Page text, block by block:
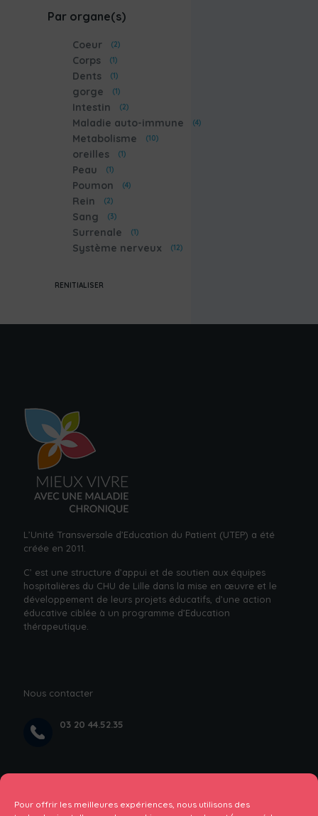
Pour offrir les meilleures expériences, nous utilisons des
Par organe(s)
Coeur (2)
Corps (1)
Dents (1)
gorge (1)
Intestin (2)
Maladie auto-immune (4)
Metabolisme (10)
oreilles (1)
Peau (1)
Poumon (4)
Rein (2)
Sang (3)
Surrenale (1)
Système nerveux (12)
RENITIALISER
L’Unité Transversale d’Education du Patient (UTEP) a été
créée en 2011.
C’ est une structure d’appui et de soutien aux équipes
hospitalières du CHU de Lille dans la mise en œuvre et le
développement de leurs projets éducatifs, d’une action
éducative ciblée à un programme d’Education
thérapeutique.
Nous contacter
03 20 44.52.35
de l’hopital Calmette